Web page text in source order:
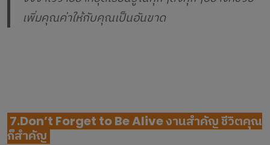
เพิ่มคุณค่าให้กับคุณเป็นอันขาด
7.Don’t Forget to Be Alive งานสำคัญ ชีวิตคุณ
ก็สำคัญ